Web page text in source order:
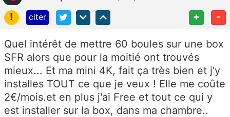
!
citer + -
Quel intérêt de mettre 60 boules sur une box
SFR alors que pour la moitié ont trouvés
mieux... Et ma mini 4K, fait ça très bien et j'y
installes TOUT ce que je veux ! Elle me coûte
2€/mois.et en plus j'ai Free et tout ce qui y
est installer sur la box, dans ma chambre..